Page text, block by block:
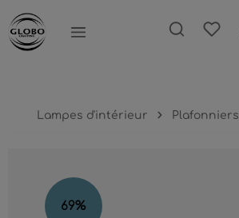
principal
Lampes d'intérieur Plafonniers
Ignorer la galerie d'images
69%